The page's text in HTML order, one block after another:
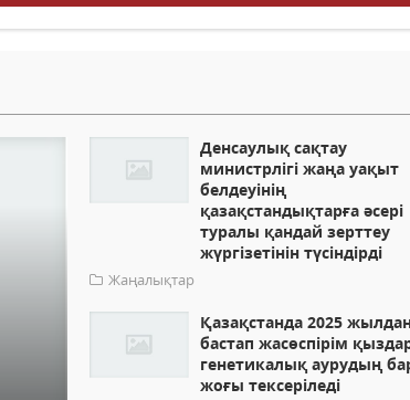
Денсаулық сақтау
министрлігі жаңа уақыт
белдеуінің
қазақстандықтарға әсері
туралы қандай зерттеу
жүргізетінін түсіндірді
Жаңалықтар
Қазақстанда 2025
бастап жасөспірім
генетикалық аурудың
жоғы тексеріледі